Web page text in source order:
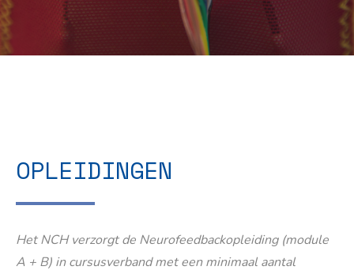
OPLEIDINGEN
Het NCH verzorgt de Neurofeedbackopleiding (module
A + B) in cursusverband met een minimaal aantal